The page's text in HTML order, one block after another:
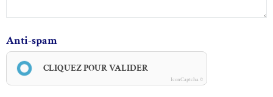
Anti-spam
CLIQUEZ POUR VALIDER
IconCaptcha ©